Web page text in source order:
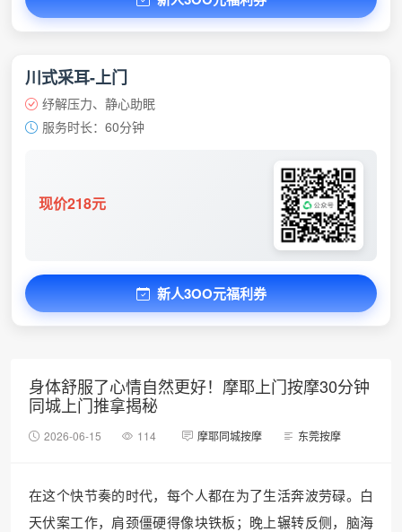
川式采耳-上门
纾解压力、静心助眠
服务时长：60分钟
现价218元
新人3OO元福利券
身体舒服了心情自然更好！摩耶上门按摩30分钟
同城上门推拿揭秘
2026-06-15 114 摩耶同城按摩 东莞按摩
在这个快节奏的时代，每个人都在为了生活奔波劳碌。白
天伏案工作，肩颈僵硬得像块铁板；晚上辗转反侧，脑海